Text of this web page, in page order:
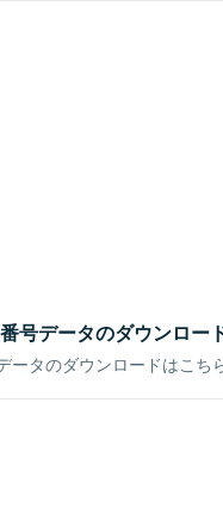
号データのダウンロー
ータのダウンロードはこち